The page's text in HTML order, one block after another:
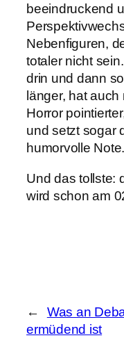
beeindruckend
Nebenfiguren,
totaler nicht
drin und dann
länger, hat
Horror
und setzt sogar
humorvolle Note.
Und das tollste:
wird schon am
←
Was an
ermüdend ist